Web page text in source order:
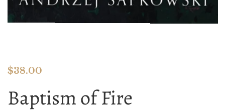
$38.00
Baptism of Fire